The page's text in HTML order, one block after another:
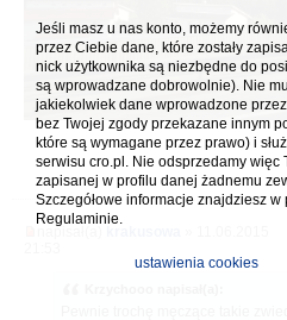
Jeśli masz u nas konto, możemy
przez Ciebie dane, które zostały
nick użytkownika są niezbędne do
są wprowadzane dobrowolnie). Nie
jakiekolwiek dane wprowadzone
bez Twojej zgody przekazane innym
które są wymagane przez prawo) i
serwisu cro.pl. Nie odsprzedamy więc
zapisanej w profilu danej żadnemu
Szczegółowe informacje znajdziesz w
Regulaminie.
ustawienia cookies